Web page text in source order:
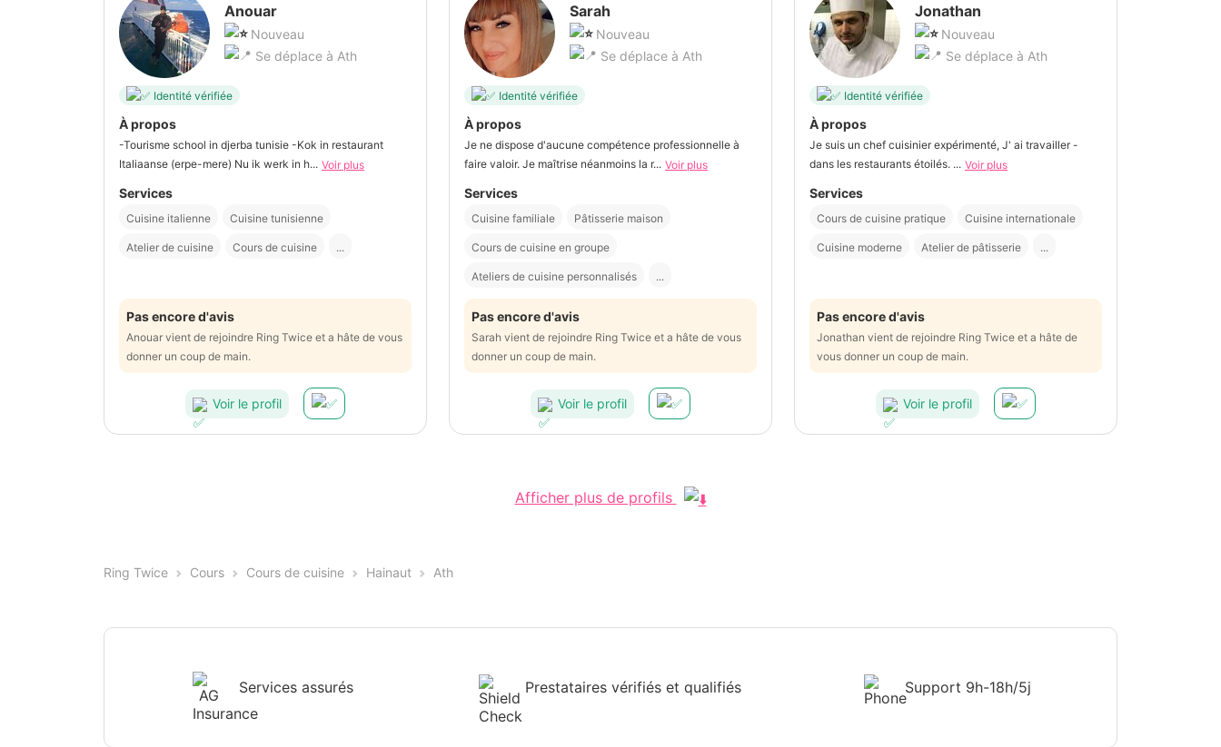
Anouar
Nouveau
Se déplace à Ath
Identité vérifiée
À propos
-Tourisme school in djerba tunisie -Kok in restaurant
Italiaanse (erpe-mere) Nu ik werk in h... Voir plus
Services
Cuisine italienne Cuisine tunisienne
Atelier de cuisine Cours de cuisine ...
Pas encore d'avis
Anouar vient de rejoindre Ring Twice et a hâte de vous
donner un coup de main.
Voir le profil
Sarah
Nouveau
Se déplace à Ath
Identité vérifiée
À propos
Je ne dispose d'aucune compétence professionnelle à
faire valoir. Je maîtrise néanmoins la r... Voir plus
Services
Cuisine familiale Pâtisserie maison
Cours de cuisine en groupe
Ateliers de cuisine personnalisés ...
Pas encore d'avis
Sarah vient de rejoindre Ring Twice et a hâte de vous
donner un coup de main.
Voir le profil
Jonathan
Nouveau
Se déplace à Ath
Identité vérifiée
À propos
Je suis un chef cuisinier expérimenté, J' ai travailler -
dans les restaurants étoilés. ... Voir plus
Services
Cours de cuisine pratique Cuisine internationale
Cuisine moderne Atelier de pâtisserie ...
Pas encore d'avis
Jonathan vient de rejoindre Ring Twice et a hâte de
vous donner un coup de main.
Voir le profil
Afficher plus de profils
Ring Twice Cours Cours de cuisine Hainaut Ath
Services assurés Prestataires vérifiés et qualifiés Support 9h-18h/5j